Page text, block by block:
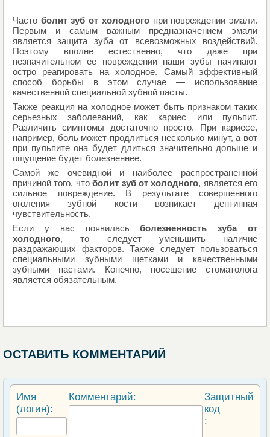
Часто болит зуб от холодногопри повреждении эмали.
Первым и самым важным предназначением эмали
является защита зуба от всевозможных воздействий.
Поэтому вполне естественно, что даже при
незначительном ее повреждении наши зубы начинают
остро реагировать на холодное. Самый эффективный
способ борьбы в этом случае — использование
качественной специальной зубной пасты.
Также реакция на холодное может быть признаком таких
серьезных заболеваний, как кариес или пульпит.
Различить симптомы достаточно просто. При кариесе,
например, боль может продлиться несколько минут, а вот
при пульпите она будет длиться значительно дольше и
ощущение будет болезненнее.
Самой же очевидной и наиболее распространенной
причиной того, чтоболит зуб от холодного, является его
сильное повреждение. В результате совершенного
оголения зубной кости возникает дентинная
чувствительность.
Если у вас появиласьболезненность зуба от
холодного, то следует уменьшить наличие
раздражающих факторов. Также следует пользоваться
специальными зубными щетками и качественными
зубными пастами. Конечно, посещение стоматолога
является обязательным.
ОСТАВИТЬ КОММЕНТАРИЙ
Имя
(логин):
Комментарий:
Защитный
код
: